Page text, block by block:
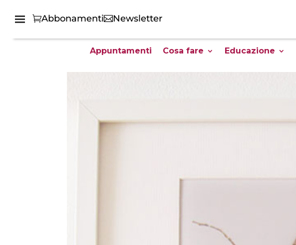
Abbonamenti Newsletter
Appuntamenti Cosa fare Educazione